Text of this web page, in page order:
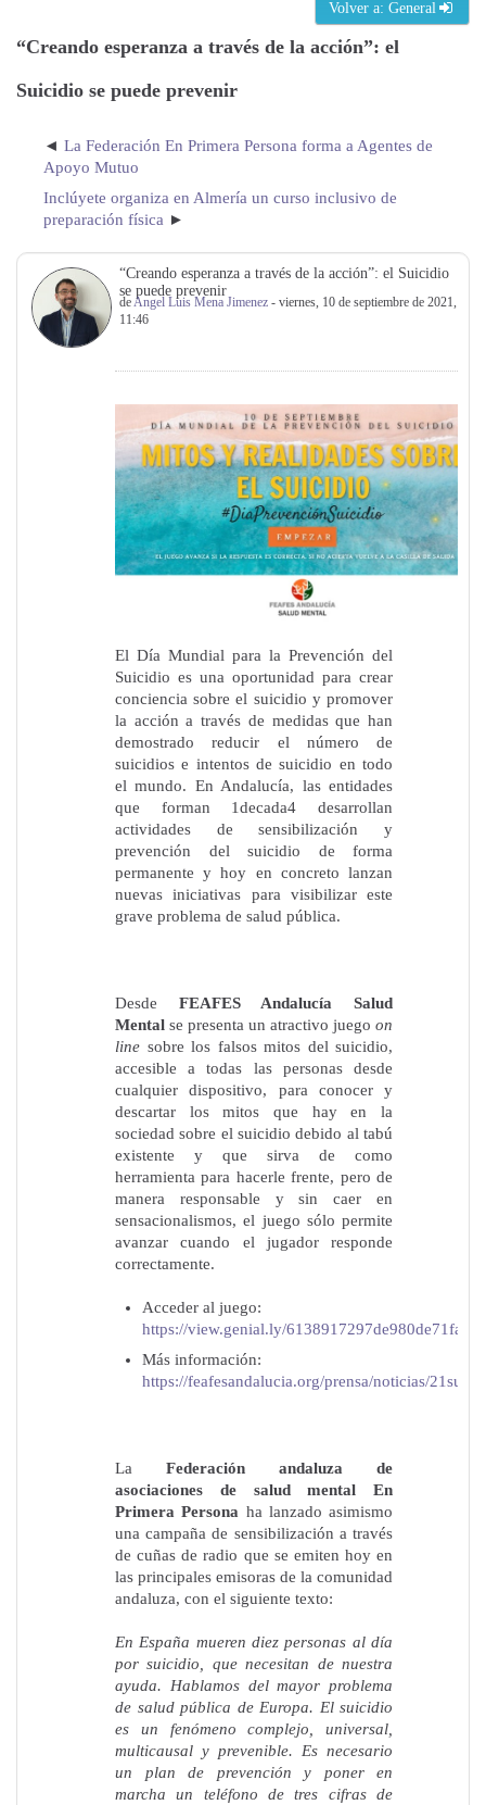
Volver a: General
“Creando esperanza a través de la acción”: el
Suicidio se puede prevenir
La Federación En Primera Persona forma a Agentes de
Apoyo Mutuo
Inclúyete organiza en Almería un curso inclusivo de
preparación física
“Creando esperanza a través de la acción”: el Suicidio
se puede prevenir
deAngel Luis Mena Jimenez - viernes, 10 de septiembre de 2021,
11:46
El Día Mundial para la Prevención del
Suicidio es una oportunidad para crear
conciencia sobre el suicidio y promover
la acción a través de medidas que han
demostrado reducir el número de
suicidios e intentos de suicidio en todo
el mundo. En Andalucía, las entidades
que forman 1decada4 desarrollan
actividades de sensibilización y
prevención del suicidio de forma
permanente y hoy en concreto lanzan
nuevas iniciativas para visibilizar este
grave problema de salud pública.
Desde FEAFES Andalucía Salud
Mental se presenta un atractivo juego on
line sobre los falsos mitos del suicidio,
accesible a todas las personas desde
cualquier dispositivo, para conocer y
descartar los mitos que hay en la
sociedad sobre el suicidio debido al tabú
existente y que sirva de como
herramienta para hacerle frente, pero de
manera responsable y sin caer en
sensacionalismos, el juego sólo permite
avanzar cuando el jugador responde
correctamente.
Acceder al juego:
https://view.genial.ly/
Más información:
https://feafesandalucia.org/prensa/noticias/
La Federación andaluza de
asociaciones de salud mental En
Primera Persona ha lanzado asimismo
una campaña de sensibilización a través
de cuñas de radio que se emiten hoy en
las principales emisoras de la comunidad
andaluza, con el siguiente texto:
En España mueren diez personas al día
por suicidio, que necesitan de nuestra
ayuda. Hablamos del mayor problema
de salud pública de Europa. El suicidio
es un fenómeno complejo, universal,
multicausal y prevenible. Es necesario
un plan de prevención y poner en
marcha un teléfono de tres cifras de